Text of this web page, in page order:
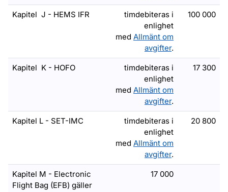
Kapitel J - HEMS IFR
timdebiteras i
enlighet
med Allmänt om
avgifter.
100 000
Kapitel K - HOFO
timdebiteras i
enlighet
med Allmänt om
avgifter.
17 300
Kapitel L - SET-IMC
timdebiteras i
enlighet
med Allmänt om
avgifter.
20 800
Kapitel M - Electronic
Flight Bag (EFB) gäller
17 000